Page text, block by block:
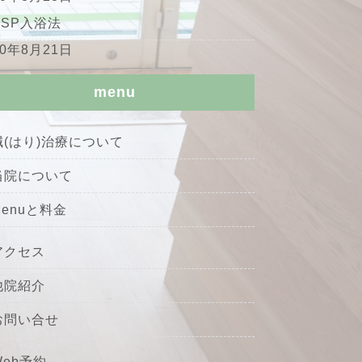
入浴法
年8月21日
menu
(はり)治療について
院について
と料金
クセス
院紹介
問い合せ